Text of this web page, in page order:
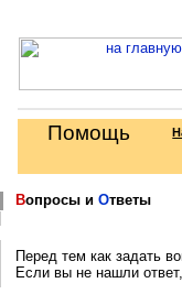
Помощь
Вопросы иОтветы
Перед тем как задать
Если вы не нашли